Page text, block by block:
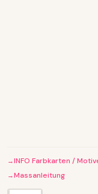
INFO Farbkarten /
Massanleitung